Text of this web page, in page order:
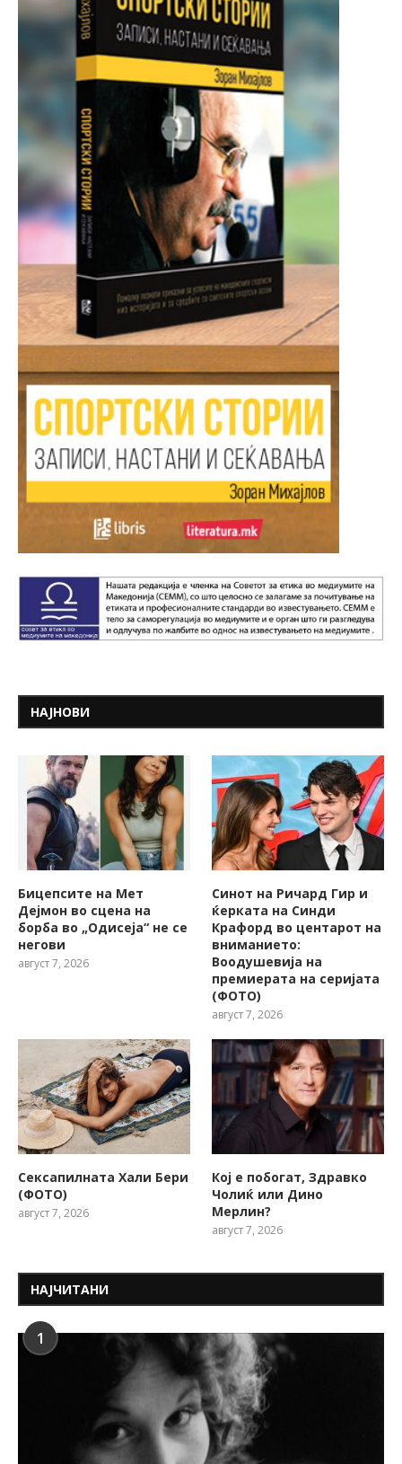
НАЈНОВИ
Бицепсите на Мет
Дејмон во сцена на
борба во „Одисеја“ не се
негови
август 7, 2026
Синот на Ричард Гир и
ќерката на Синди
Крафорд во центарот на
вниманието:
Воодушевија на
премиерата на серијата
(ФОТО)
август 7, 2026
Сексапилната Хали Бери
(ФОТО)
август 7, 2026
Кој е побогат, Здравко
Чолиќ или Дино
Мерлин?
август 7, 2026
НАЈЧИТАНИ
1